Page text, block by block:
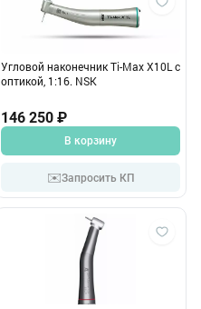
Угловой наконечник Ti-Max X10L с
оптикой, 1:16. NSK
146 250 ₽
В корзину
✉️Запросить КП